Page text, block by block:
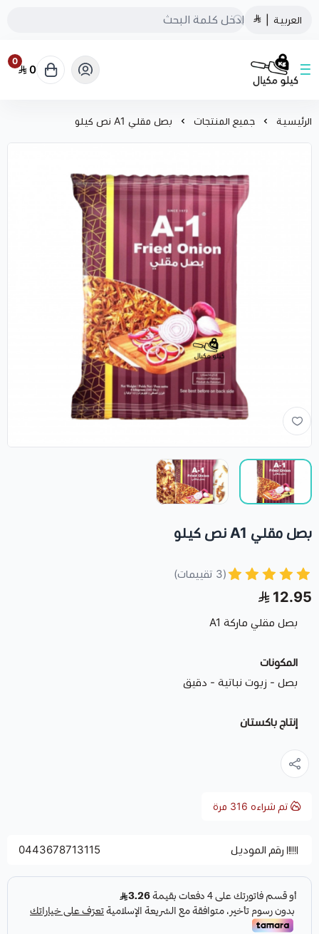
العربية
كيلو مكيال
0
0
الرئيسية جميع المنتجات بصل مقلي A1 نص كيلو
بصل مقلي A1 نص كيلو
(3 تقييمات)
12.95
بصل مقلي ماركة A1
المكونات
بصل - زيوت نباتية - دقيق
إنتاج باكستان
تم شراءه 316 مرة
رقم الموديل 0443678713115